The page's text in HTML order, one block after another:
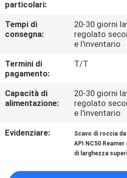
FABBRICA
CONTROLLO
QUALITÀ
CONTATTACI
NOTIZIE
particolari:
Tempi di
consegna:
20-30 giorni
regolato
e l'inventario
Termini di
pagamento:
T/T
Capacità di
alimentazione:
20-30 giorni
regolato
e l'inventario
Evidenziare:
Scavo di roccia
API NC50
di larghezza